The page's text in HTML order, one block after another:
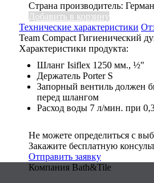
Страна производитель:
Добавить в корзину
Технические характеристики
Team Compact Гигиенический
Характеристики продукта:
Шланг Isiflex 1250 мм., ½"
Держатель Porter S
Запорный вентиль должен
перед шлангом
Расход воды 7 л/мин. при
Не можете определиться с
Закажите бесплатную
Отправить заявку
Компания Bath&Tile